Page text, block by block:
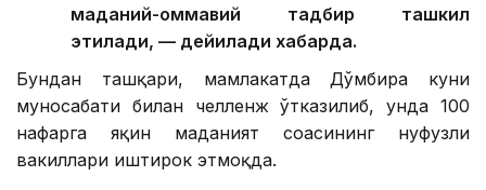
маданий-оммавий тадбир ташкил
этилади, — дейилади хабарда.
Бундан ташқари, мамлакатда Дўмбира куни
муносабати билан челленж ўтказилиб, унда 100
нафарга яқин маданият соҳасининг нуфузли
вакиллари иштирок этмоқда.